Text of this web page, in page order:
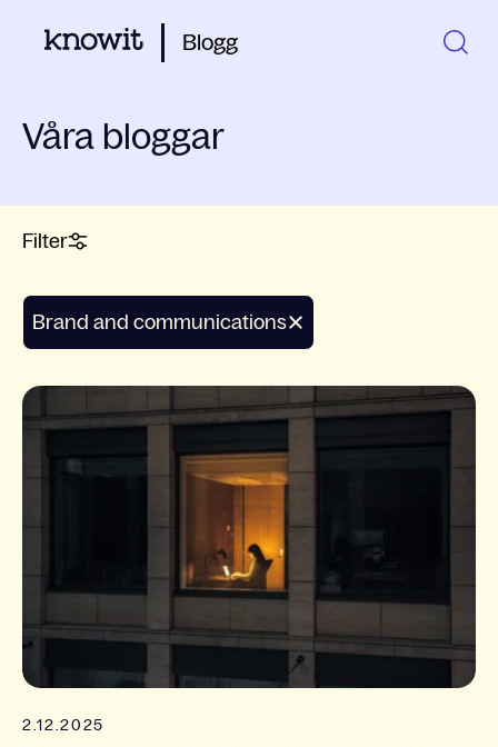
Blogg
Våra bloggar
Filter
Brand and communications
2.12.2025